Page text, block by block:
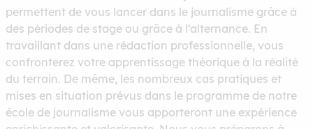
permettent de vous lancer dans le journalisme grâce à
des périodes de stage ou grâce à l’alternance. En
travaillant dans une rédaction professionnelle, vous
confronterez votre apprentissage théorique à la réalité
du terrain. De même, les nombreux cas pratiques et
mises en situation prévus dans le programme de notre
école de journalisme vous apporteront une expérience